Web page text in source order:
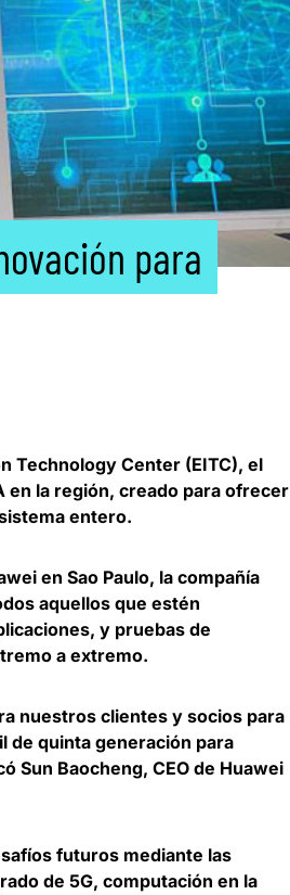
para
Technology Center (EITC), el
en la región, creado para ofrecer
entero.
en Sao Paulo, la compañía
aquellos que estén
y pruebas de
a extremo.
nuestros clientes y socios para
de quinta generación para
Sun Baocheng, CEO de Huawei
futuros mediante las
de 5G, computación en la